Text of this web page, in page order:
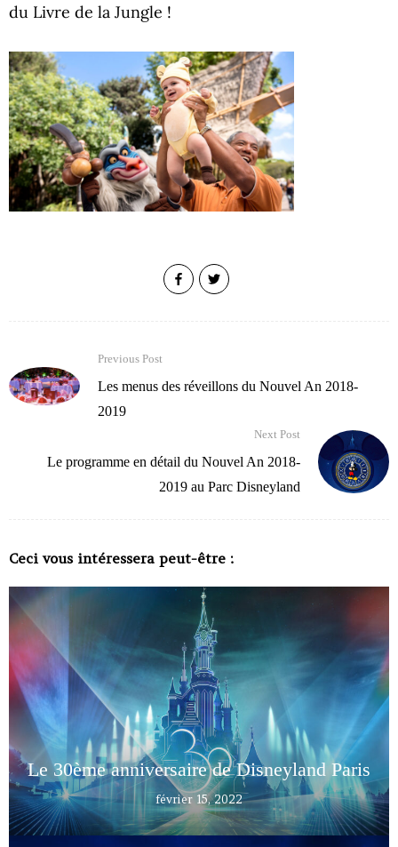
du Livre de la Jungle !
Previous Post
Les menus des réveillons du Nouvel An 2018-
2019
Next Post
Le programme en détail du Nouvel An 2018-
2019 au Parc Disneyland
Ceci vous intéressera peut-être :
Le 30ème anniversaire de Disneyland Paris
février 15, 2022